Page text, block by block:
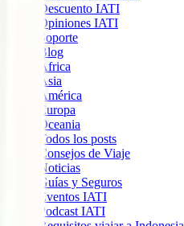
Descuento IATI
Opiniones IATI
Soporte
Blog
África
Ásia
América
Europa
Oceania
Todos los posts
Consejos de Viaje
Noticias
Guías y Seguros
Eventos IATI
Podcast IATI